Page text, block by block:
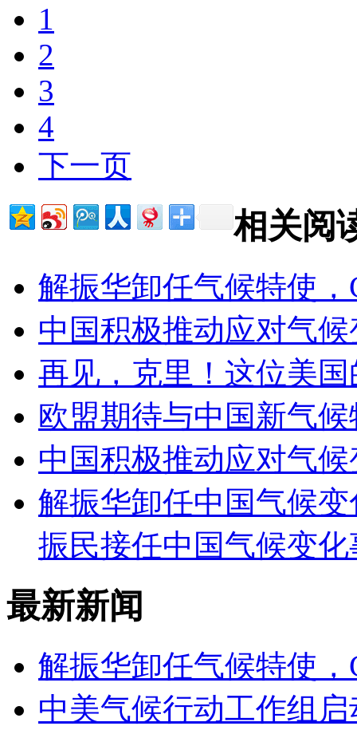
1
2
3
4
下一页
相关阅
解振华卸任气候特使，
中国积极推动应对气
再见，克里！这位美
欧盟期待与中国新气
中国积极推动应对气
解振华卸任中国气候
振民接任中国气候变
最新新闻
解振华卸任气候特使，
中美气候行动工作组